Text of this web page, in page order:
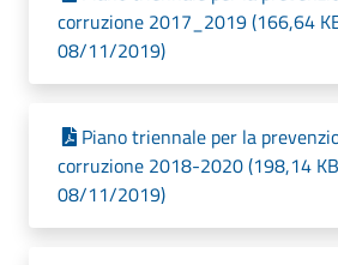
corruzione 2017_2019 (166,64
08/11/2019)
Piano triennale per la
corruzione 2018-2020 (198,14
08/11/2019)